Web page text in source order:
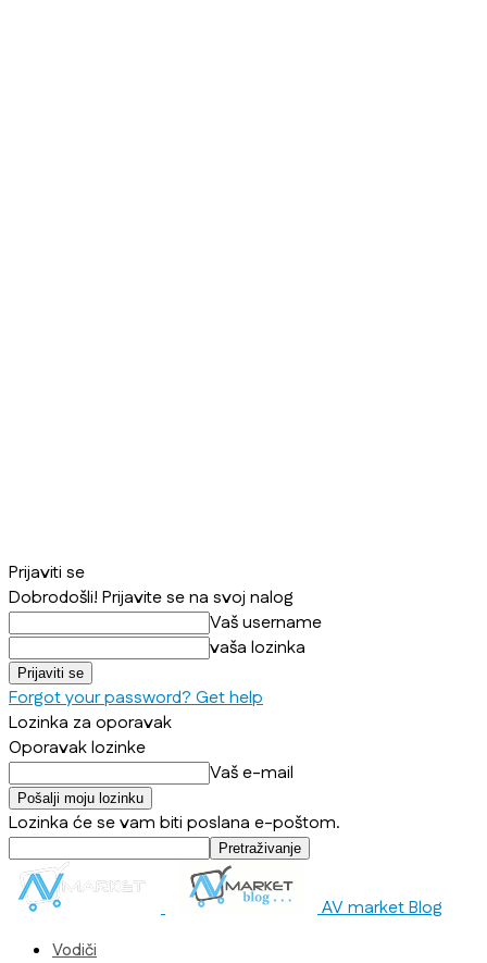
Prijaviti se
Dobrodošli! Prijavite se na svoj nalog
Vaš username
vaša lozinka
Forgot your password? Get help
Lozinka za oporavak
Oporavak lozinke
Vaš e-mail
Lozinka će se vam biti poslana e-poštom.
AV market Blog
Vodiči